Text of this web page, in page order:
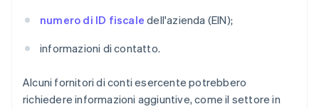
numero di ID fiscale dell'azienda (EIN);
informazioni di contatto.
Alcuni fornitori di conti esercente potrebbero
richiedere informazioni aggiuntive, come il settore in